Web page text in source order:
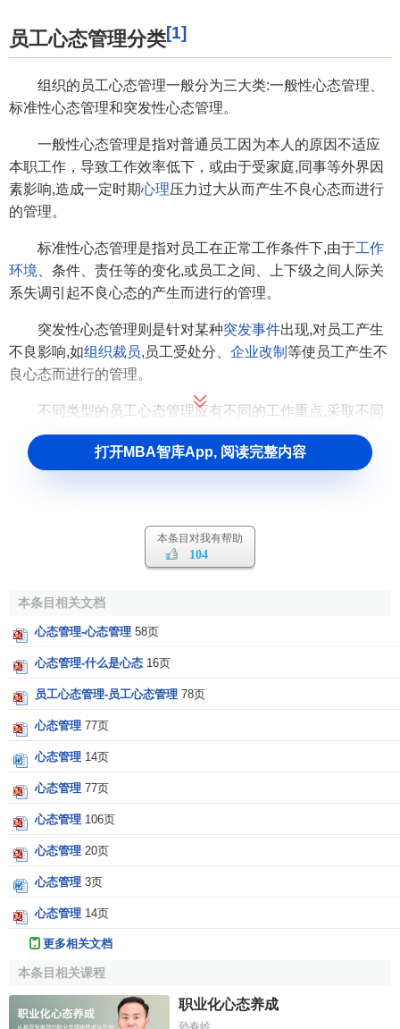
员工心态管理分类[1]
组织的员工心态管理一般分为三大类:一般性心态管理、
标准性心态管理和突发性心态管理。
一般性心态管理是指对普通员工因为本人的原因不适应
本职工作，导致工作效率低下，或由于受家庭,同事等外界因
素影响,造成一定时期心理压力过大从而产生不良心态而进行
的管理。
标准性心态管理是指对员工在正常工作条件下,由于工作
环境 、条件、责任等的变化,或员工之间、上下级之间人际关
系失调引起不良心态的产生而进行的管理。
突发性心态管理则是针对某种突发事件出现,对员工产生
不良影响,如组织裁员,员工受处分、 企业改制 等使员工产生不
良心态而进行的管理。
不同类型的员工心态管理应有不同的工作重点,采取不同
的工作方法。但其宗旨都是强调以人为本，尊重员工,信任员
工,服务员工。因此,员工心态管理体现了以人为本的
管理理念
正如叔本华
事物看法的影响。一个企业
样的问题，甚至会是瓶颈，这个时候企业需要我们的职员发
挥积极正面思考的力量与智慧，正确面对企业所进行的变
革，以对企业和自己100%负责的态度投身到企业的建设中
2.感恩的心态
感恩是一种胸怀，是一种美德。学会感恩，善于感恩，
既可以帮助企业营造一种互相赏识的团队氛围，又能够打造
企业与个人无限的“
友，他们给予的亲情与友谊；感谢上司、
发展空间和机会；感谢同事和客户，他们给予的认可与丰厚
乐。
改变是管理的主题，最好的改变态度是归零，一切从头
开始。常常胸怀谦谨心境的人，他的改变速度和效率将会有
打开MBA智库App, 阅读完整内容
本条目对我有帮助
104
本条目相关文档
心态管理-心态管理 58页
心态管理-什么是心态 16页
员工心态管理-员工心态管理 78页
心态管理 77页
心态管理 14页
心态管理 77页
心态管理 106页
心态管理 20页
心态管理 3页
心态管理 14页
更多相关文档
本条目相关课程
职业化心态养成
孙春岭